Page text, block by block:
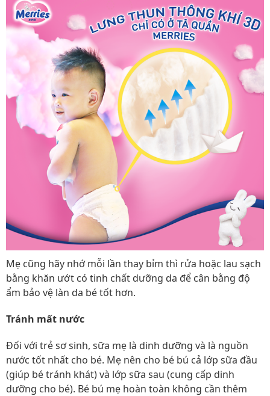
Mẹ cũng hãy nhớ mỗi lần thay bỉm thì rửa hoặc lau sạch
bằng khăn ướt có tinh chất dưỡng da để cân bằng độ
ẩm bảo vệ làn da bé tốt hơn.
Tránh mất nước
Đối với trẻ sơ sinh, sữa mẹ là dinh dưỡng và là nguồn
nước tốt nhất cho bé. Mẹ nên cho bé bú cả lớp sữa đầu
(giúp bé tránh khát) và lớp sữa sau (cung cấp dinh
dưỡng cho bé). Bé bú mẹ hoàn toàn không cần thêm